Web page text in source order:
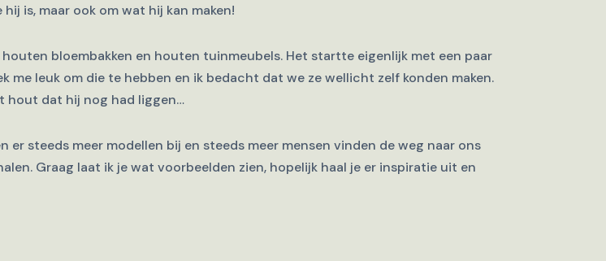
is, maar ook om wat hij kan maken!
bloembakken en houten tuinmeubels. Het startte eigenlijk met een paar
me leuk om die te hebben en ik bedacht dat we ze wellicht zelf konden maken.
hout dat hij nog had liggen…
steeds meer modellen bij en steeds meer mensen vinden de weg naar ons
Graag laat ik je wat voorbeelden zien, hopelijk haal je er inspiratie uit en